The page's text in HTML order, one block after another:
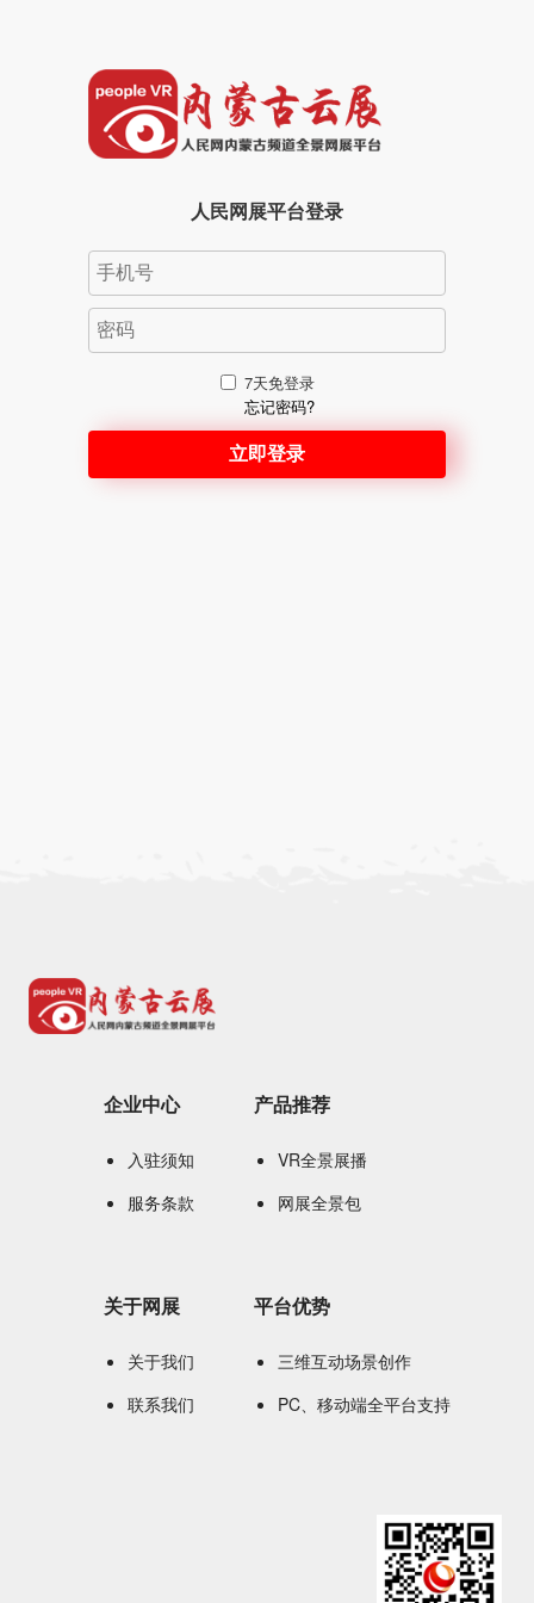
人民网展平台登录
7天免登录
忘记密码?
立即登录
企业中心
入驻须知
服务条款
产品推荐
VR全景展播
网展全景包
关于网展
关于我们
联系我们
平台优势
三维互动场景创作
PC、移动端全平台支持